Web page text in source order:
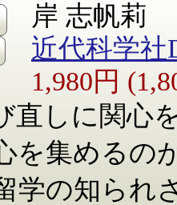
岸 志帆莉
近代科学社
1,980円
直しに関心
を集めるの
学の知られ